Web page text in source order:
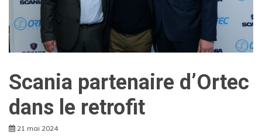
Scania partenaire d’Ortec
dans le retrofit
21 mai 2024